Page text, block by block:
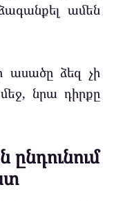
ամեն
ասածը ձեզ չի
նրա դիրքը
ընդունում